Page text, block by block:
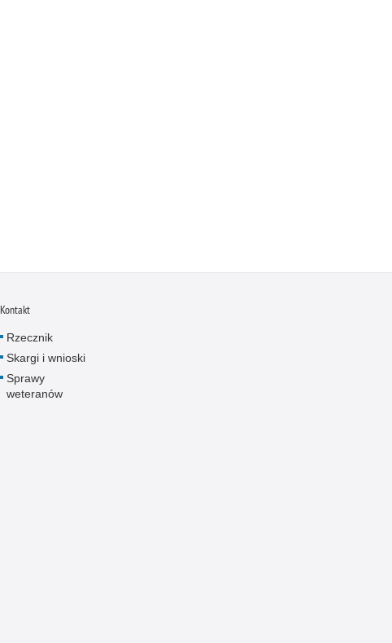
Oszustwa
Pedofilia, pornografia dziecięca
Kontakt
Rzecznik
Skargi i wnioski
Sprawy
weteranów